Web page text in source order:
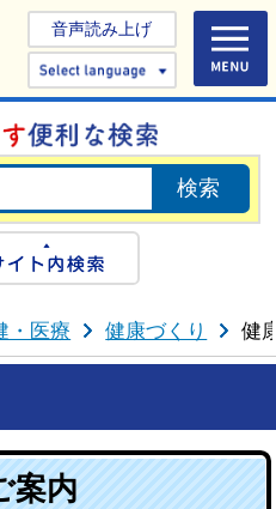
音声読み上げ
Select
検索
・医療 健康づくり 健
案内